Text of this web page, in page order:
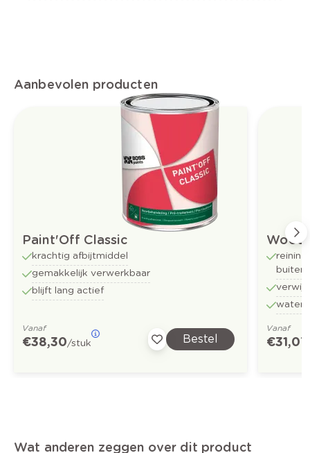
Aanbevolen producten
Paint'Off Classic
krachtig afbijtmiddel
gemakkelijk verwerkbaar
blijft lang actief
Vanaf
€ 38,30/stuk Bestel
buiten
Vanaf
€ 31,07
Wat anderen zeggen over dit product